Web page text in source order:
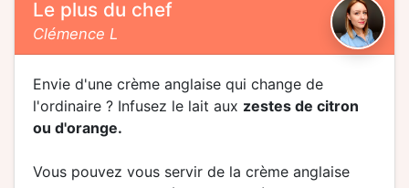
Le plus du chef
Clémence L
Envie d'une crème anglaise qui change de
l'ordinaire ? Infusez le lait aux zestes de citron
ou d'orange.
Vous pouvez vous servir de la crème anglaise